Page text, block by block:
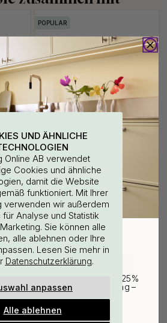
POPULAR
Base Seifenspender Halter &
Seife - Chrom
25 €
Auf Lager
POPULAR
UND ÄHNLICHE
Online AB verwendet
Cookies und ähnliche
damit die Website
funktioniert. Mit Ihrer
verwenden wir außerdem
Analyse und Statistik
Sie können alle
alle ablehnen oder Ihre
Lesen Sie mehr in
Datenschutzerklärung.
anpassen
Alle ablehnen
VISIT?
COUNTRY
auf deinen
Artikel
Newsletter an und erhalte 25%
Artikel deiner Bestellung –
und exklusive Angebote.
Gültig bis zum 31. August